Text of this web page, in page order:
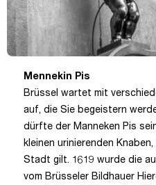
Mennekin Pis
Brüssel wartet mit
auf, die Sie begeistern
dürfte der Manneken Pis
kleinen urinierenden
Stadt gilt. 1619 wurde die
vom Brüsseler Bildhauer